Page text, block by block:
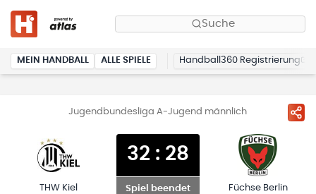
Suche
MEIN HANDBALL ALLE SPIELE Handball360 Registrierung
Jugendbundesliga A-Jugend männlich
THW Kiel
32 : 28
Spiel beendet
Füchse Berlin